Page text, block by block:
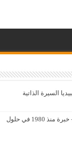
السيرة الذاتية
شركة مصاعد المضيان – خبرة منذ 1980 في حلول